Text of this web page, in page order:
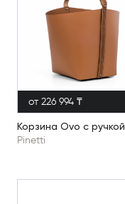
от 226 994 ₸
Корзина Ovo с ручкой
Pinetti